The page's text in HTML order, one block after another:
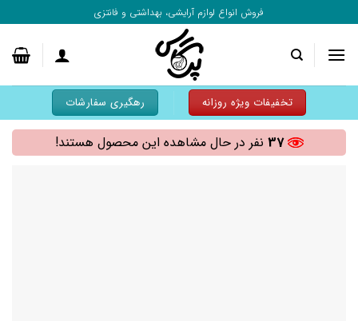
محتوا
بروید
فروش انواع لوازم آرایشی، بهداشتی و فانتزی
تخفیفات ویژه روزانه رهگیری سفارشات
37 نفر در حال مشاهده این محصول هستند!